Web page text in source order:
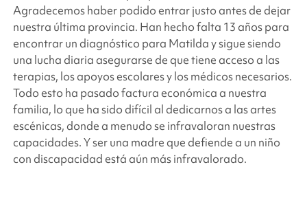
Agradecemos haber podido entrar justo antes de dejar
nuestra última provincia. Han hecho falta 13 años para
encontrar un diagnóstico para Matilda y sigue siendo
una lucha diaria asegurarse de que tiene acceso a las
terapias, los apoyos escolares y los médicos necesarios.
Todo esto ha pasado factura económica a nuestra
familia, lo que ha sido difícil al dedicarnos a las artes
escénicas, donde a menudo se infravaloran nuestras
capacidades. Y ser una madre que defiende a un niño
con discapacidad está aún más infravalorado.